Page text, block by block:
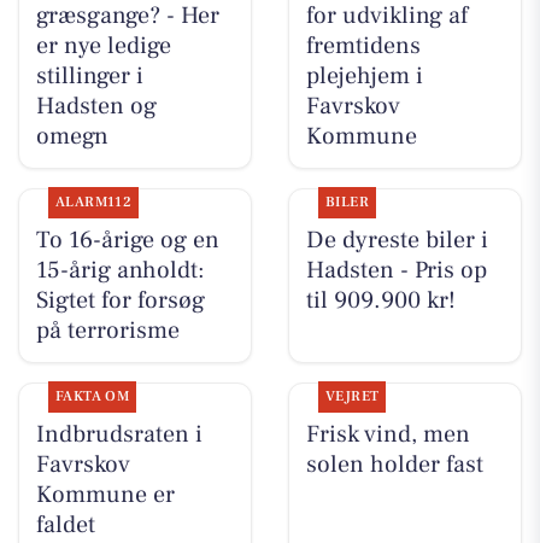
græsgange? - Her
er nye ledige
stillinger i
Hadsten og
omegn
for udvikling af
fremtidens
plejehjem i
Favrskov
Kommune
ALARM112
To 16-årige og en
15-årig anholdt:
Sigtet for forsøg
på terrorisme
BILER
De dyreste biler i
Hadsten - Pris op
til 909.900 kr!
FAKTA OM
Indbrudsraten i
Favrskov
Kommune er
faldet
VEJRET
Frisk vind, men
solen holder fast